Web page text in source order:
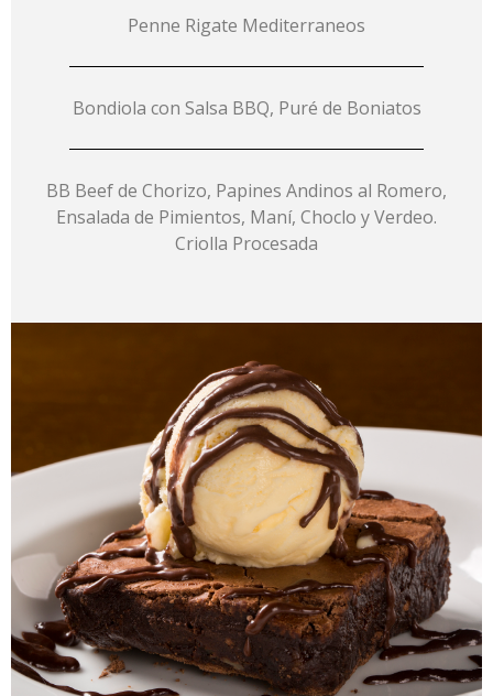
Penne Rigate Mediterraneos
Bondiola con Salsa BBQ, Puré de Boniatos
BB Beef de Chorizo, Papines Andinos al Romero,
Ensalada de Pimientos, Maní, Choclo y Verdeo.
Criolla Procesada